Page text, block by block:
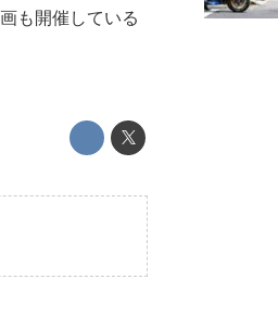
も開催している